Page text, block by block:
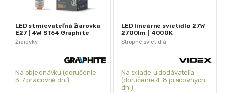
Žiarovky
LED stmievateľná žiarovka
E27 | 4W ST64 Graphite
Na objednávku (doručenie
3-7 pracovné dni)
Stropné svietidlá
LED lineárne svietidlo 27W
2700lm | 4000K
Na sklade u dodávateľa
(doručenie 4-8 pracovných
dni)